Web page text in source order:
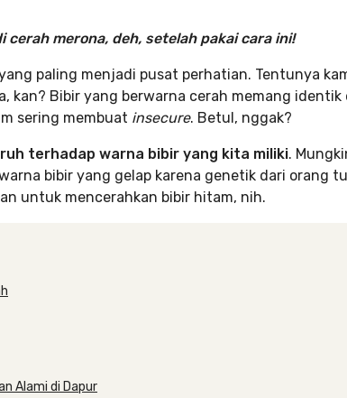
merona, deh, setelah pakai cara ini!
paling menjadi pusat perhatian. Tentunya
kan? Bibir yang berwarna cerah memang identik
sering membuat insecure. Betul, nggak?
terhadap warna bibir yang kita miliki.
bibir yang gelap karena genetik dari orang
untuk mencerahkan bibir hitam, nih.
Alami di Dapur